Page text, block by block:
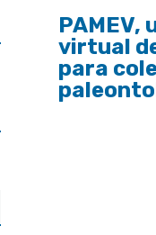
PAMEV,
virtual
para